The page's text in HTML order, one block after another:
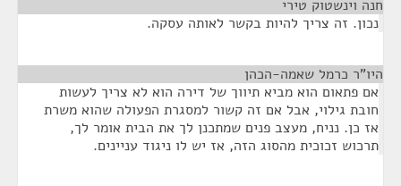
חנה וינשטוק טירי
נכון. זה צריך להיות בקשר לאותה עסקה.
היו"ר כרמל שאמה-הכהן
אם פתאום הוא מביא תיווך של דירה הוא לא צריך לעשות
חובת גילוי, אבל אם זה קשור למסגרת הפעולה שהוא משרת
אז כן. נניח, מעצב פנים שמתכנן לך את הבית אומר לך,
תרכוש זכוכית מהסוג הזה, אז יש לו ניגוד עניינים.